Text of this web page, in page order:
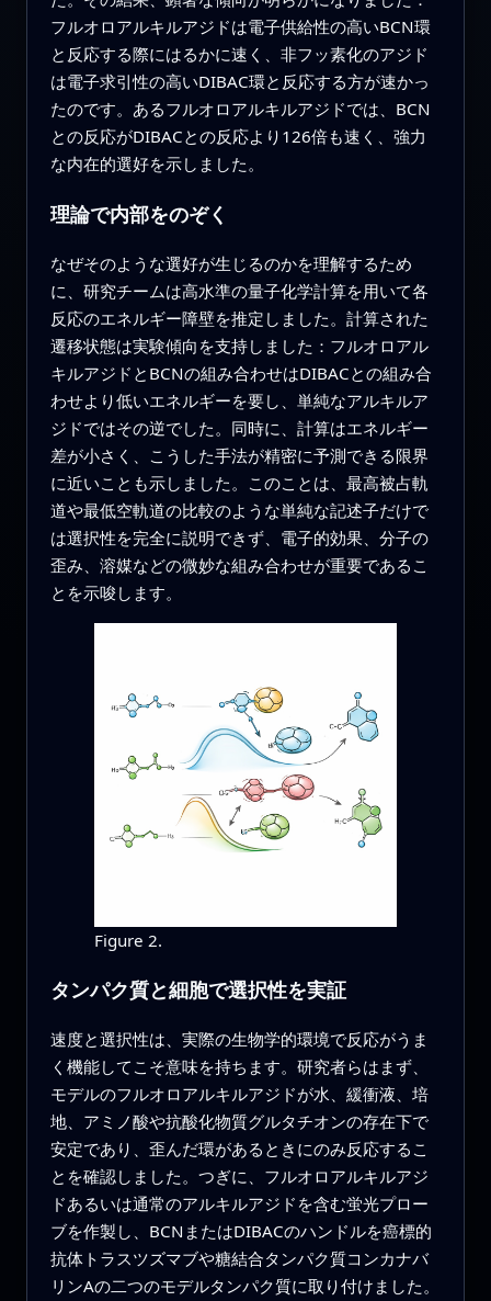
フルオロアルキルアジドは電子供給性の高いBCN環
と反応する際にはるかに速く、非フッ素化のアジド
は電子求引性の高いDIBAC環と反応する方が速かっ
たのです。あるフルオロアルキルアジドでは、BCN
との反応がDIBACとの反応より126倍も速く、強力
な内在的選好を示しました。
理論で内部をのぞく
なぜそのような選好が生じるのかを理解するため
に、研究チームは高水準の量子化学計算を用いて各
反応のエネルギー障壁を推定しました。計算された
遷移状態は実験傾向を支持しました：フルオロアル
キルアジドとBCNの組み合わせはDIBACとの組み合
わせより低いエネルギーを要し、単純なアルキルア
ジドではその逆でした。同時に、計算はエネルギー
差が小さく、こうした手法が精密に予測できる限界
に近いことも示しました。このことは、最高被占軌
道や最低空軌道の比較のような単純な記述子だけで
は選択性を完全に説明できず、電子的効果、分子の
歪み、溶媒などの微妙な組み合わせが重要であるこ
とを示唆します。
Figure 2.
タンパク質と細胞で選択性を実証
速度と選択性は、実際の生物学的環境で反応がうま
く機能してこそ意味を持ちます。研究者らはまず、
モデルのフルオロアルキルアジドが水、緩衝液、培
地、アミノ酸や抗酸化物質グルタチオンの存在下で
安定であり、歪んだ環があるときにのみ反応するこ
とを確認しました。つぎに、フルオロアルキルアジ
ドあるいは通常のアルキルアジドを含む蛍光プロー
ブを作製し、BCNまたはDIBACのハンドルを癌標的
抗体トラスツズマブや糖結合タンパク質コンカナバ
リンAの二つのモデルタンパク質に取り付けました。